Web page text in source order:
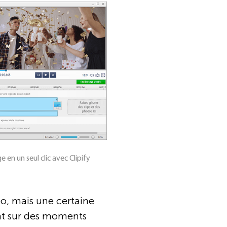
un seul clic avec Clipify
mais une certaine
sur des moments